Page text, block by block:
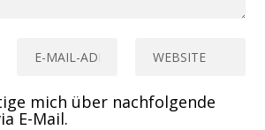
mich über nachfolgende
E-Mail.